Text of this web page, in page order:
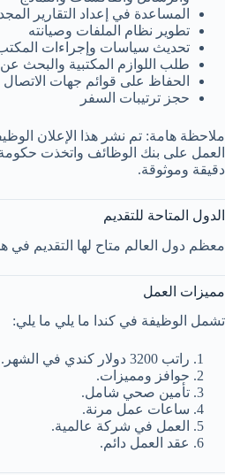
المساعدة في إعداد التقارير
تطوير نظام الملفات وصيانته
تحديث سياسات وإجراءات المكتب
طلب اللوازم المكتبية والبحث
الحفاظ على قوائم جهات الاتصال
حجز ترتيبات السفر
ملاحظة هامة: تم نشر هذا الإعلان
العمل على بنك الوظائف واتخذت حكومة
دقيقة وموثوقة.
الدول المتاحة للتقديم
معظم دول العالم متاح لها التقديم في
مميزات العمل
تشمل الوظيفة في كندا ما يلي ما يلي:
راتب 3200 دولار كندي في الشهر.
حوافز ومميزات.
تأمين صحي شامل.
ساعات عمل مرنة.
العمل في شركة عالمية.
عقد العمل دائم.